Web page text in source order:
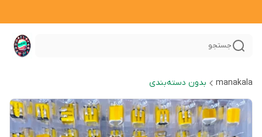
جستجو
manakala بدون دسته‌بندی